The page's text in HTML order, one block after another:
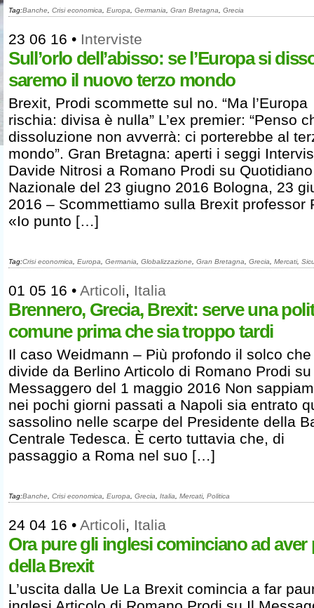
Tag:Banche Crisi economica Europa Germania Gran Bretagna Grecia
23 06 16 • Interviste
Sull’orlo dell’abisso: se l’Europa si
saremo il nuovo terzo mondo
Brexit, Prodi scommette sul no. “Ma l’Europa
rischia: divisa è nulla” L’ex premier: “Penso
dissoluzione non avverrà: ci porterebbe al
mondo”. Gran Bretagna: aperti i seggi
Davide Nitrosi a Romano Prodi su Quotidiano
Nazionale del 23 giugno 2016 Bologna, 23
2016 – Scommettiamo sulla Brexit professor
«Io punto […]
Tag:Crisi economica Europa Germania Globalizzazione Gran Bretagna Grecia Mercati,
01 05 16 • Articoli, Italia
Brennero, Grecia, Brexit: serve una
comune prima che sia troppo tardi
Il caso Weidmann – Più profondo il solco
divide da Berlino Articolo di Romano Prodi
Messaggero del 1 maggio 2016 Non
nei pochi giorni passati a Napoli sia entrato
sassolino nelle scarpe del Presidente della
Centrale Tedesca. È certo tuttavia che, di
passaggio a Roma nel suo […]
Tag:Banche Crisi economica Europa Grecia Italia Mercati, Politica
24 04 16 • Articoli, Italia
Ora pure gli inglesi cominciano ad aver
della Brexit
L’uscita dalla Ue La Brexit comincia a far